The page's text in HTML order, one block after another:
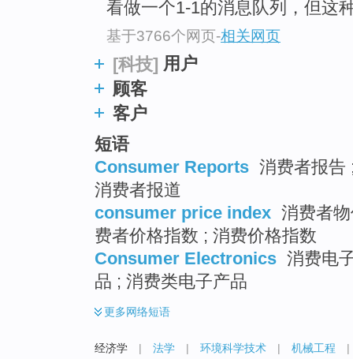
看做一个1-1的消息队列，但这
基于3766个网页-相关网页
[科技] 用户
顾客
客户
短语
Consumer Reports 消费者报告
消费者报道
consumer price index 消费者
费者价格指数 ; 消费价格指数
Consumer Electronics 消费电
品 ; 消费类电子产品
更多网络短语
经济学 | 法学 | 环境科学技术 | 机械工程
|